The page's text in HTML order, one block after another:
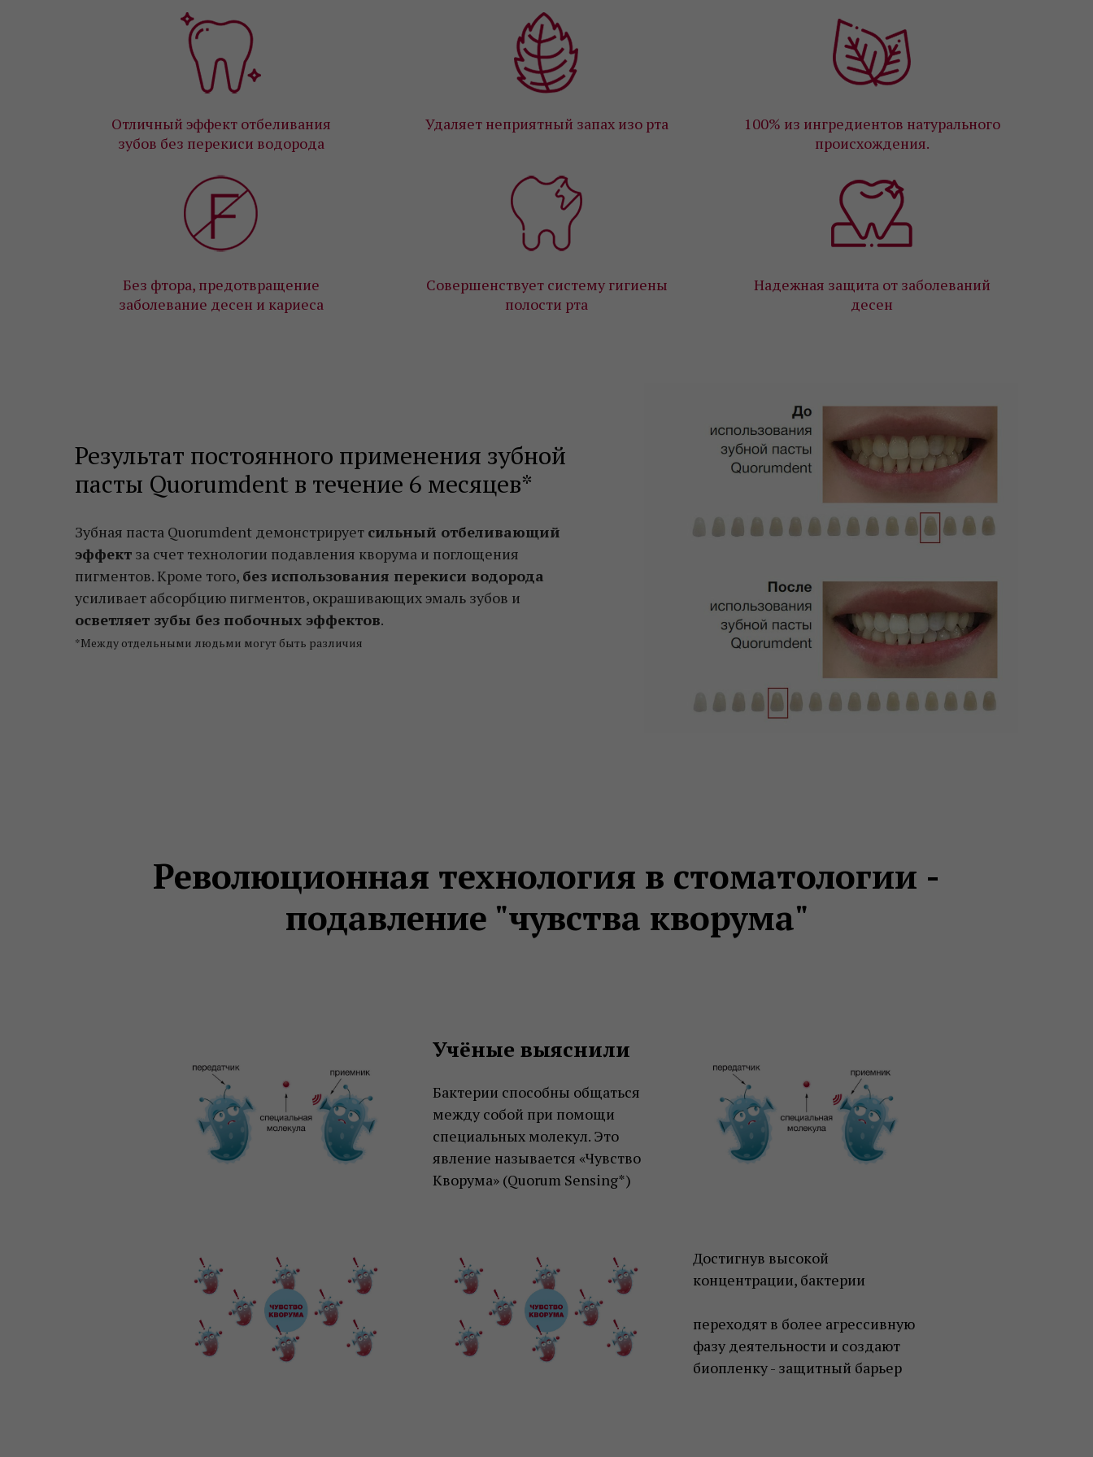
Отличный эффект отбеливания
зубов без перекиси водорода
Удаляет неприятный запах изо рта
100% из ингредиентов натурального
происхождения.
Без фтора, предотвращение
заболевание десен и кариеса
Совершенствует систему гигиены
полости рта
Надежная защита от заболеваний
десен
Результат постоянного применения зубной
пасты Quorumdent в течение 6 месяцев*
Зубная паста Quorumdent демонстрирует сильный отбеливающий
эффект за счет технологии подавления кворума и поглощения
пигментов. Кроме того, без использования перекиси водорода
усиливает абсорбцию пигментов, окрашивающих эмаль зубов и
осветляет зубы без побочных эффектов.
*Между отдельными людьми могут быть различия
Революционная технология в стоматологии -
подавление "чувства кворума"
Учёные выяснили
Бактерии способны общаться
между собой при помощи
специальных молекул. Это
явление называется «Чувство
Кворума» (Quorum Sensing*)
Достигнув высокой
концентрации, бактерии
переходят в более агрессивную
фазу деятельности и создают
биопленку - защитный барьер